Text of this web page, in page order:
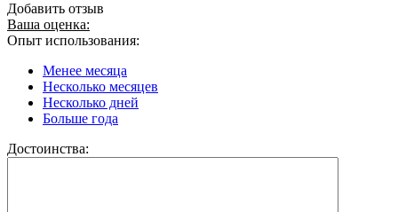
Добавить отзыв
Ваша оценка:
Опыт использования:
Менее месяца
Несколько месяцев
Несколько дней
Больше года
Достоинства: